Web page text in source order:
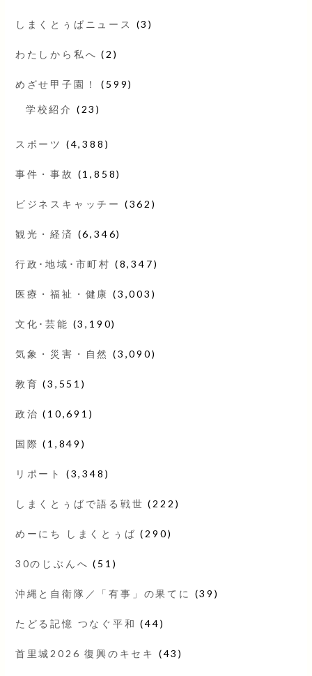
しまくとぅばニュース (3)
わたしから私へ (2)
めざせ甲子園！ (599)
学校紹介 (23)
スポーツ (4,388)
事件・事故 (1,858)
ビジネスキャッチー (362)
観光・経済 (6,346)
行政･地域･市町村 (8,347)
医療・福祉・健康 (3,003)
文化･芸能 (3,190)
気象・災害・自然 (3,090)
教育 (3,551)
政治 (10,691)
国際 (1,849)
リポート (3,348)
しまくとぅばで語る戦世 (222)
めーにち しまくとぅば (290)
30のじぶんへ (51)
沖縄と自衛隊／「有事」の果てに (39)
たどる記憶 つなぐ平和 (44)
首里城2026 復興のキセキ (43)